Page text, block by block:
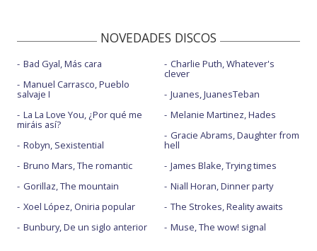
NOVEDADES DISCOS
Bad Gyal, Más cara
Manuel Carrasco, Pueblo
salvaje I
La La Love You, ¿Por qué me
miráis así?
Robyn, Sexistential
Bruno Mars, The romantic
Gorillaz, The mountain
Xoel López, Oniria popular
Bunbury, De un siglo anterior
Charlie Puth, Whatever's
clever
Juanes, JuanesTeban
Melanie Martinez, Hades
Gracie Abrams, Daughter from
hell
James Blake, Trying times
Niall Horan, Dinner party
The Strokes, Reality awaits
Muse, The wow! signal